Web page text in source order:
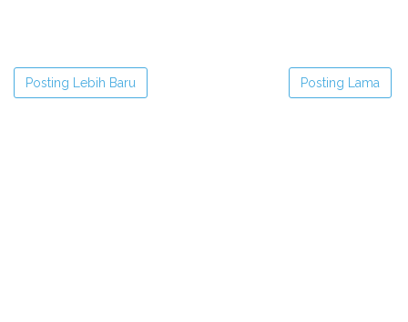
Posting Lebih Baru Posting Lama